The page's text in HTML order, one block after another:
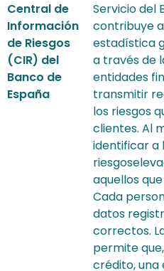
Central de
Información
de Riesgos
(CIR) del
Banco de
España
Servicio del
contribuye
estadística
a través de
entidades
transmitir
los riesgos
clientes. Al
identificar a
aquellos
Cada
datos
correctos.
permite
crédito, una